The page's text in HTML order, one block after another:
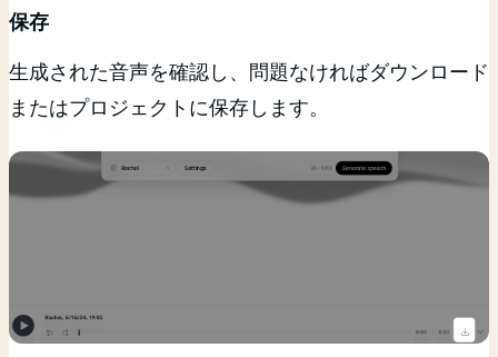
保存
生成された音声を確認し、問題なければダウンロード
またはプロジェクトに保存します。